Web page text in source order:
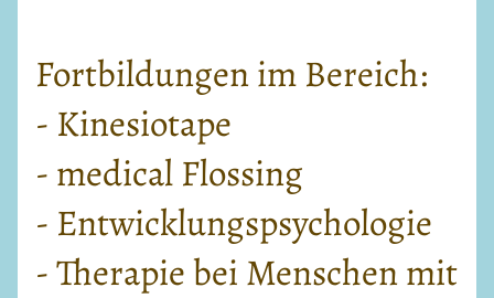
Fortbildungen im Bereich:
- Kinesiotape
- medical Flossing
- Entwicklungspsychologie
- Therapie bei Menschen mit